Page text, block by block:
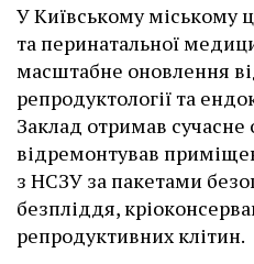
У Київському міському
та перинатальної
масштабне оновлення
репродуктології та
Заклад отримав
відремонтував
з НСЗУ за пакетами
безпліддя,
репродуктивних клітин.